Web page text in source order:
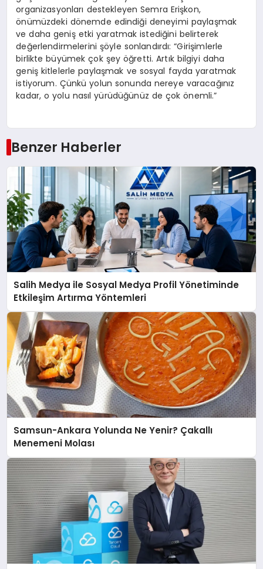
organizasyonları destekleyen Semra Erişkon,
önümüzdeki dönemde edindiği deneyimi paylaşmak
ve daha geniş etki yaratmak istediğini belirterek
değerlendirmelerini şöyle sonlandırdı: “Girişimlerle
birlikte büyümek çok şey öğretti. Artık bilgiyi daha
geniş kitlelerle paylaşmak ve sosyal fayda yaratmak
istiyorum. Çünkü yolun sonunda nereye varacağınız
kadar, o yolu nasıl yürüdüğünüz de çok önemli.”
Benzer Haberler
Salih Medya ile Sosyal Medya Profil Yönetiminde
Etkileşim Artırma Yöntemleri
Samsun-Ankara Yolunda Ne Yenir? Çakallı
Menemeni Molası